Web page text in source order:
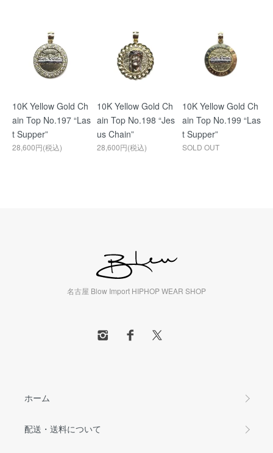
10K Yellow Gold Ch
ain Top No.197 “Las
t Supper”
28,600円(税込)
10K Yellow Gold Ch
ain Top No.198 “Jes
us Chain”
28,600円(税込)
10K Yellow Gold Ch
ain Top No.199 “Las
t Supper”
SOLD OUT
名古屋 Blow Import HIPHOP WEAR SHOP
ホーム
配送・送料について